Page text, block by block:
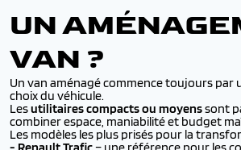
UN
VAN ?
Un van aménagé commence toujours par
choix du véhicule.
Lesutilitaires compacts ou moyenssont
combiner espace, maniabilité et budget
Les modèles les plus prisés pour la